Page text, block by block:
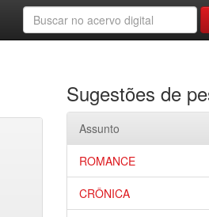
Sugestões de
Assunto
ROMANCE
CRÔNICA